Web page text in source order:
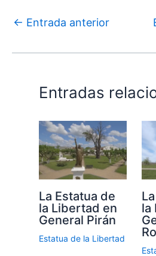
← Entrada anterior
Entradas
La Estatua de
la Libertad en
General Pirán
Estatua de la Libertad
la